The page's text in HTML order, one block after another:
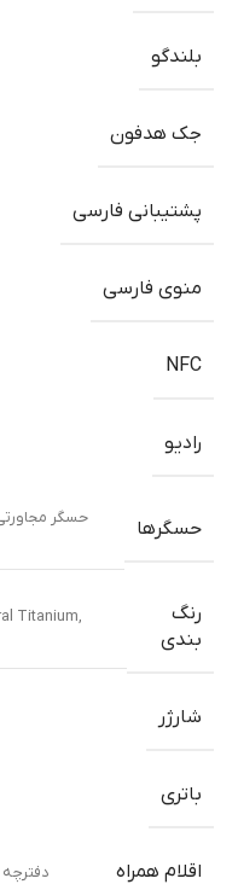
بلندگو
جک هدفون
پشتیبانی فارسی
منوی فارسی
NFC
رادیو
حسگرها حسگر
رنگ
بندی
Titanium,
شارژر
باتری
اقلام همراه دفترچه